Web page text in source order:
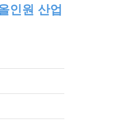
인원 산업